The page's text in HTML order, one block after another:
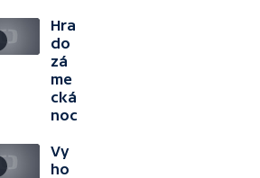
Hra
do
zá
me
cká
noc
Vy
ho